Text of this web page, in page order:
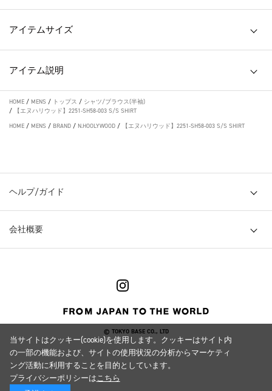
アイテムサイズ
アイテム説明
HOME / MENS / トップス / シャツ/ブラウス(半袖)
/
【エヌハリウッド】2251-SH58-003 S/S SHIRT
HOME / MENS / BRAND / N.HOOLYWOOD / 【エヌハリウッド】2251-SH58-003 S/S SHIRT
ヘルプ/ガイド
会社概要
© TOKYO BASE CO., LTD
当サイトはクッキー(cookie)を使用します。クッキーはサイト内
の一部の機能および、サイトの使用状況の分析からマーケティ
ング活動に利用することを目的としています。
プライバシーポリシーはこちら